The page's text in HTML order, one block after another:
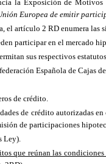
la Exposiciónde Motivos
Europea de emitir
el artículo 2 RD enumera
participar en el mercado
sus respectivos
Española de Cajas
de crédito.
de crédito autorizadas
de participaciones
Ley).
que reúnan las